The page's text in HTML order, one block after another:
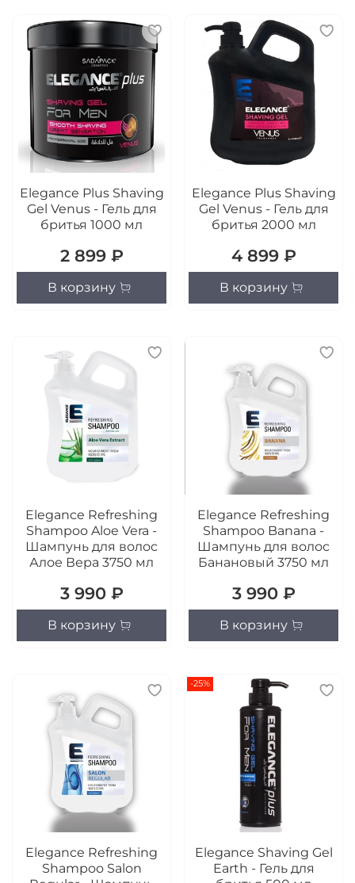
Elegance Plus Shaving
Gel Venus - Гель для
бритья 1000 мл
2 899 ₽
В корзину
Elegance Plus Shaving
Gel Venus - Гель для
бритья 2000 мл
4 899 ₽
В корзину
Elegance Refreshing
Shampoo Aloe Vera -
Шампунь для волос
Алое Вера 3750 мл
3 990 ₽
В корзину
Elegance Refreshing
Shampoo Banana -
Шампунь для волос
Банановый 3750 мл
3 990 ₽
В корзину
Elegance Refreshing
Shampoo Salon
-25%
Elegance Shaving Gel
Earth - Гель для